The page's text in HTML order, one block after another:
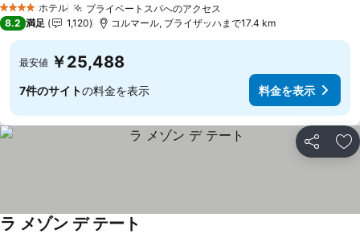
4 ホテルのランク
ホテル プライベートスパへのアクセス
8.2 満足 1,120 コルマール, ブライザッハまで17.4 km
最安値 ￥25,488
7件のサイトの料金を表示 料金を表示
シェア お
ラ メゾン デ テート